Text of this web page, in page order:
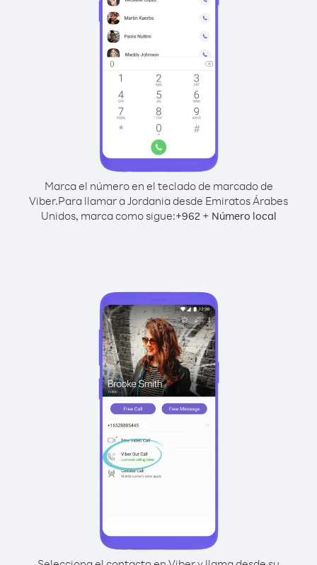
Marca el número en el teclado de marcado de
Viber.Para llamar a Jordania desde Emiratos Árabes
Unidos, marca como sigue:+962+ Número local